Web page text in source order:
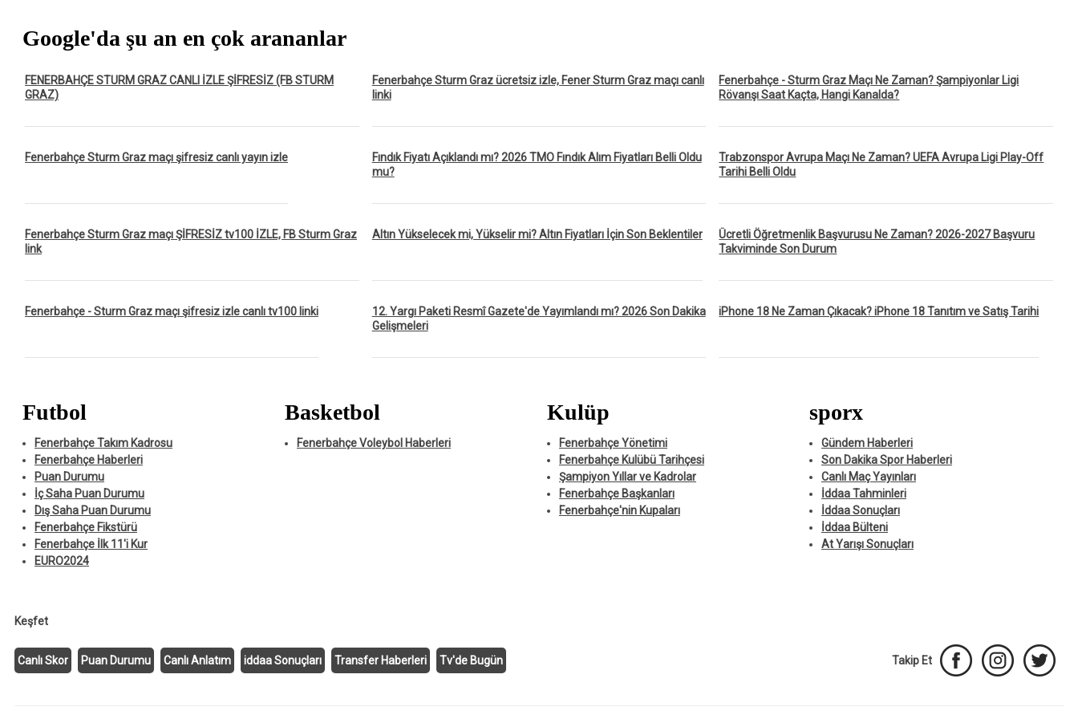
Google'da şu an en çok arananlar
FENERBAHÇE STURM GRAZ CANLI İZLE ŞİFRESİZ (FB STURM
GRAZ)
Fenerbahçe Sturm Graz maçı şifresiz canlı yayın izle
Fenerbahçe Sturm Graz maçı ŞİFRESİZ tv100 İZLE, FB Sturm Graz
link
Fenerbahçe - Sturm Graz maçı şifresiz izle canlı tv100 linki
Fenerbahçe Sturm Graz ücretsiz izle, Fener Sturm Graz maçı canlı
linki
Fındık Fiyatı Açıklandı mı? 2026 TMO Fındık Alım Fiyatları Belli Oldu
mu?
Altın Yükselecek mi, Yükselir mi? Altın Fiyatları İçin Son Beklentiler
12. Yargı Paketi Resmî Gazete'de Yayımlandı mı? 2026 Son Dakika
Gelişmeleri
Fenerbahçe - Sturm Graz Maçı Ne Zaman? Şampiyonlar Ligi
Rövanşı Saat Kaçta, Hangi Kanalda?
Trabzonspor Avrupa Maçı Ne Zaman? UEFA Avrupa Ligi Play-Off
Tarihi Belli Oldu
Ücretli Öğretmenlik Başvurusu Ne Zaman? 2026-2027 Başvuru
Takviminde Son Durum
iPhone 18 Ne Zaman Çıkacak? iPhone 18 Tanıtım ve Satış Tarihi
Futbol
Fenerbahçe Takım Kadrosu
Fenerbahçe Haberleri
Puan Durumu
İç Saha Puan Durumu
Dış Saha Puan Durumu
Fenerbahçe Fikstürü
Fenerbahçe İlk 11'i Kur
EURO2024
Basketbol
Fenerbahçe Voleybol Haberleri
Kulüp
Fenerbahçe Yönetimi
Fenerbahçe Kulübü Tarihçesi
Şampiyon Yıllar ve Kadrolar
Fenerbahçe Başkanları
Fenerbahçe'nin Kupaları
sporx
Gündem Haberleri
Son Dakika Spor Haberleri
Canlı Maç Yayınları
İddaa Tahminleri
İddaa Sonuçları
İddaa Bülteni
At Yarışı Sonuçları
Keşfet
Canlı Skor Puan Durumu Canlı Anlatım iddaa Sonuçları Transfer Haberleri Tv'de Bugün Takip Et